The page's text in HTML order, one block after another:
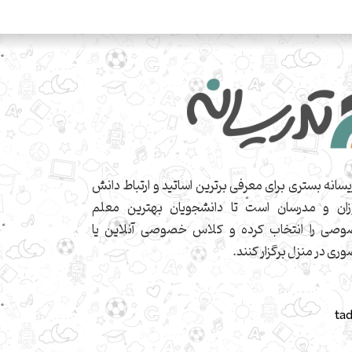
بستری برای معرفی برترین اساتید و ارتباط دانش
و مدرسان است تا دانشجویان بهترین معلم
را انتخاب کرده و کلاس خصوصی آنلاین یا
در منزل برگزار کنند.